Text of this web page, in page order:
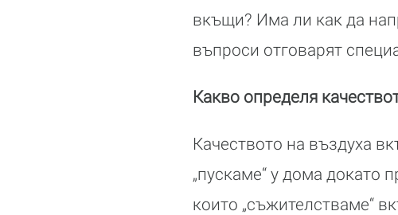
вкъщи? Има ли как да
въпроси отговарят
Какво определя
Качеството на въздуха
„пускаме“ у дома докато
които „съжителстваме“